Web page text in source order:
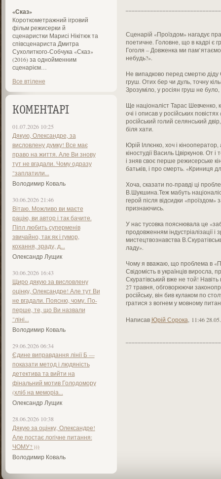
«Сказ»
Короткометражний ігровий
фільм режисерки й
сценаристки Марисі Нікітюк та
співсценариста Дмитра
Сухолиткого-Собчука «Сказ»
(2016) за однойменним
сценарієм…
Все втілене
КОМЕНТАРІ
01.07.2026 10:25
Дякую, Олександре, за
висловлену думку! Все має
право на життя. Але Ви знову
тут не вгадали. Чому одразу
"заплатили...
Володимир Коваль
30.06.2026 21:46
Вітаю. Можливо ви маєте
рацію, ви автор і так бачите.
Піпл любить суперменів
звичайно, так як і гумор,
кохання, зраду, д...
Олександр Лущик
30.06.2026 16:43
Щиро дякую за висловлену
оцінку, Олександре! Але тут Ви
не вгадали. Поясню, чому. По-
перше, те, що Ви назвали
"ліні...
Володимир Коваль
29.06.2026 06:34
Єдине виправдання лінії Б —
показати метод і людяність
детектива та вийти на
фінальний мотив Голодомору
(хліб на меморіа...
Олександр Лущик
28.06.2026 10:38
Дякую за оцінку, Олександре!
Але постає логічне питання:
ЧОМУ? )))
Володимир Коваль
Сценарій «Проїздом» нагадує
поетичне. Головне, що в кадрі є
Гоголя – Довженка ми
небудь?».
Не випадково перед смертю
груш. Отих бер чи дуль, точну
Зрозуміло, у росіян груш не
Ще націоналіст Тарас Шевченко,
очі і описав у російських
російський голий селянський
біля хати.
Юрій Іллєнко, хоч і
кіностудії Василь Цвіркунов. От
і зняв своє перше режисерське
батьків, і про смерть. «Криниця
Хоча, сказати по-правді ці
В.Шукшина.Теж мабуть
герой після відсидки
признаючись.
У нас тусовка пояснювала це
продовженням індустріалізації і
мистецтвознавства
ладу».
Чому я вважаю, що проблема в
Свідомість в українців виросла,
Скуратівський вже не той!
27 травня, обговорюючи
російську, він бив кулаком по
гратися з вогнем у мовному
Написав Юрій Сорока 11:46